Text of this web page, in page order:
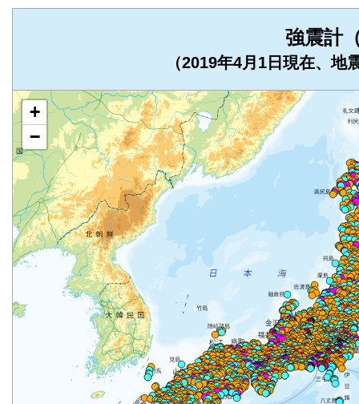
強震計
（2019年4月1日現在、地
+
−